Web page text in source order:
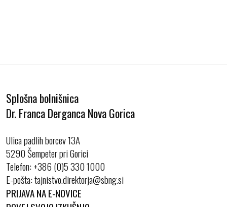
Splošna bolnišnica
Dr. Franca Derganca Nova Gorica
Ulica padlih borcev 13A
5290 Šempeter pri Gorici
Telefon:+386 (0)5 330 1000
E-pošta:
PRIJAVA NA E-NOVICE